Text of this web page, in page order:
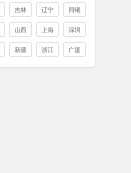
吉林 辽宁 同曦
山西 上海 深圳
新疆 浙江 广厦